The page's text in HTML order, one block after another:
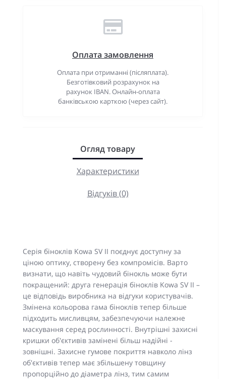
Оплата замовлення
Оплата при отриманні (післяплата).
Безготівковий розрахунок на
рахунок IBAN. Онлайн-оплата
банківською карткою (через сайт).
Огляд товару
Характеристики
Відгуків (0)
Серія біноклів Kowa SV II поєднує доступну за
ціною оптику, створену без компромісів. Варто
визнати, що навіть чудовий бінокль може бути
покращений: друга генерація біноклів Kowa SV II –
це відповідь виробника на відгуки користувачів.
Змінена кольорова гама біноклів тепер більше
підходить мисливцям, забезпечуючи належне
маскування серед рослинності. Внутрішні захисні
кришки об'єктивів замінені більш надійні -
зовнішні. Захисне гумове покриття навколо лінз
об'єктивів тепер має збільшену товщину
пропорційно до діаметра лінз, тим самим